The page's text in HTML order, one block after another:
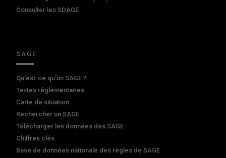
Consulter les SDAGE
SAGE
Qu'est-ce qu'un SAGE ?
Textes réglementaires
Carte de situation
Rechercher un SAGE
Télécharger les données des SAGE
Chiffres clés
Base de données nationale des règles de SAGE